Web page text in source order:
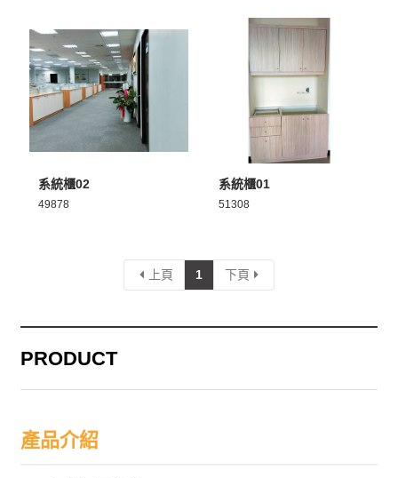
系統櫃02
49878
系統櫃01
51308
上頁 1 下頁
PRODUCT
產品介紹